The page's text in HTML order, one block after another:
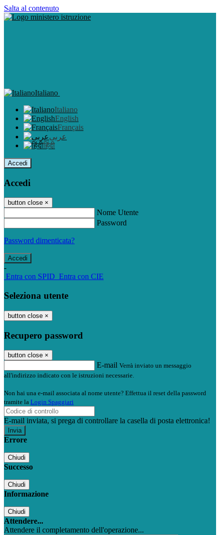
Salta al contenuto
Italiano
Italiano
English
Français
عربى
हिंदी
Accedi
Accedi
button close ×
Nome Utente
Password
Password dimenticata?
-
Entra con SPID Entra con CIE
Seleziona utente
button close ×
Recupero password
button close ×
E-mail Verrà inviato un messaggio
all'indirizzo indicato con le istruzioni necessarie.
Non hai una e-mail associata al nome utente? Effettua il reset della password
tramite la Login Spaggiari
E-mail inviata, si prega di controllare la casella di posta elettronica!
Errore
Chiudi
Successo
Chiudi
Informazione
Chiudi
Attendere...
Attendere il completamento dell'operazione...